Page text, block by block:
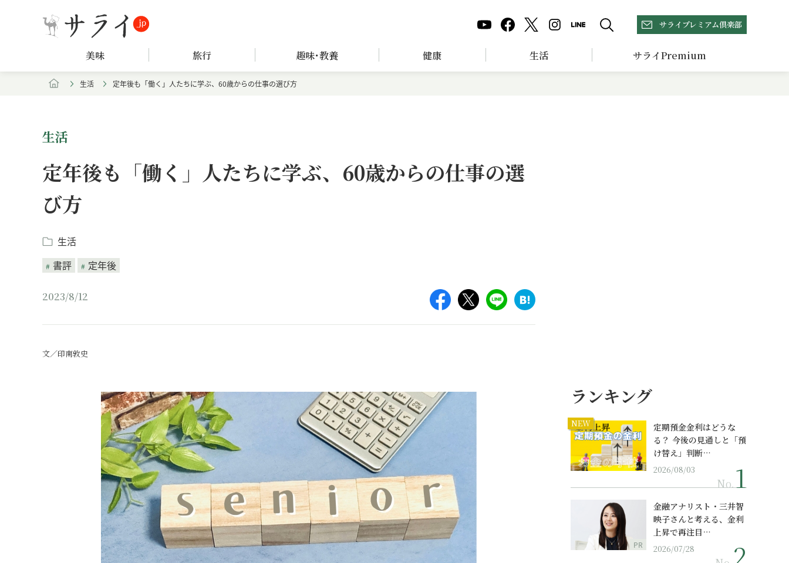
サライプレミアム倶楽部
美味 旅行 趣味･教養 健康 生活 サライPremium
生活 定年後も「働く」人たちに学ぶ、60歳からの仕事の選び方
生活
定年後も「働く」人たちに学ぶ、60歳からの仕事の選
び方
生活
書評
定年後
2023/8/12
文／印南敦史
ランキング
NEW
定期預金金利はどうな
る？ 今後の見通しと「預
け替え」判断…
2026/08/03
No.
PR
金融アナリスト・三井智
映子さんと考える、金利
上昇で再注目…
2026/07/28